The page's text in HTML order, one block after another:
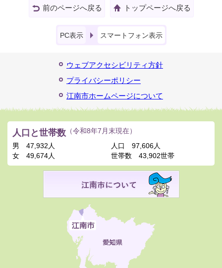
前のページへ戻る トップページへ戻る
PC表示 スマートフォン表示
ウェブアクセシビリティ方針
プライバシーポリシー
江南市ホームページについて
人口と世帯数 （令和8年7月末現在）
男
47,932人
女
49,674人
人口
97,606人
世帯数
43,902世帯